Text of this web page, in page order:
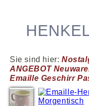
Sie sind hier:
ANGEBOT
Emaille Geschirr